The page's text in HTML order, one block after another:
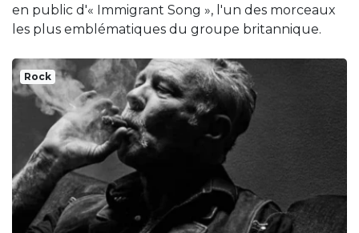
en public d'« Immigrant Song », l'un des morceaux
les plus emblématiques du groupe britannique.
Rock